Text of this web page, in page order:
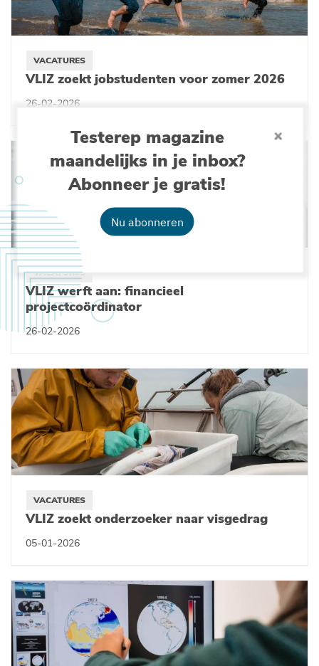
Testerep magazine
maandelijks in je inbox?
Abonneer je gratis!
Nu abonneren
VACATURES
VLIZ zoekt jobstudenten voor zomer 2026
26-02-2026
VACATURES
VLIZ werft aan: financieel
projectcoördinator
26-02-2026
VACATURES
VLIZ zoekt onderzoeker naar visgedrag
05-01-2026